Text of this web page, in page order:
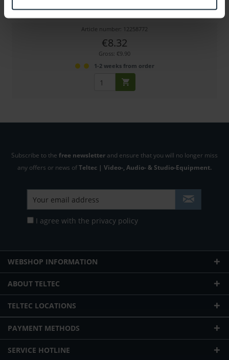
Filter aus mehrfach vergütetem optischem Glas
Article number: 12258772
€8.32
Gross: €9.90
1-2 weeks from order
Subscribe to the free newsletter and ensure that you will no longer miss
any offers or news ofTeltec | Video-, Audio- & Studio-Equipment.
I agree with the privacy policy
WEBSHOP INFORMATION
ABOUT TELTEC
TELTEC LOCATIONS
PAYMENT METHODS
SERVICE HOTLINE